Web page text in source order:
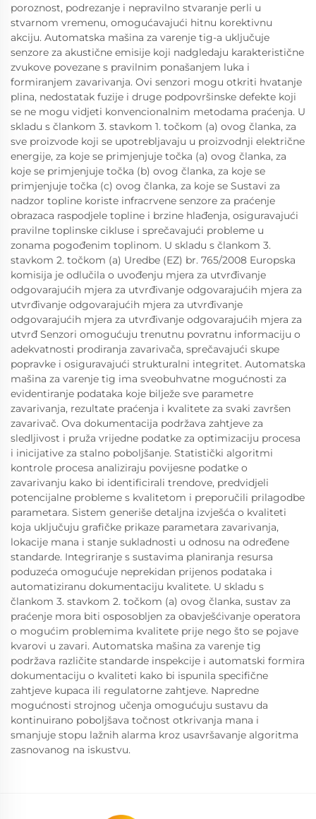
poroznost, podrezanje i nepravilno stvaranje perli u
stvarnom vremenu, omogućavajući hitnu korektivnu
akciju. Automatska mašina za varenje tig-a uključuje
senzore za akustične emisije koji nadgledaju karakteristične
zvukove povezane s pravilnim ponašanjem luka i
formiranjem zavarivanja. Ovi senzori mogu otkriti hvatanje
plina, nedostatak fuzije i druge podpovršinske defekte koji
se ne mogu vidjeti konvencionalnim metodama praćenja. U
skladu s člankom 3. stavkom 1. točkom (a) ovog članka, za
sve proizvode koji se upotrebljavaju u proizvodnji električne
energije, za koje se primjenjuje točka (a) ovog članka, za
koje se primjenjuje točka (b) ovog članka, za koje se
primjenjuje točka (c) ovog članka, za koje se Sustavi za
nadzor topline koriste infracrvene senzore za praćenje
obrazaca raspodjele topline i brzine hlađenja, osiguravajući
pravilne toplinske cikluse i sprečavajući probleme u
zonama pogođenim toplinom. U skladu s člankom 3.
stavkom 2. točkom (a) Uredbe (EZ) br. 765/2008 Europska
komisija je odlučila o uvođenju mjera za utvrđivanje
odgovarajućih mjera za utvrđivanje odgovarajućih mjera za
utvrđivanje odgovarajućih mjera za utvrđivanje
odgovarajućih mjera za utvrđivanje odgovarajućih mjera za
utvrđ Senzori omogućuju trenutnu povratnu informaciju o
adekvatnosti prodiranja zavarivača, sprečavajući skupe
popravke i osiguravajući strukturalni integritet. Automatska
mašina za varenje tig ima sveobuhvatne mogućnosti za
evidentiranje podataka koje bilježe sve parametre
zavarivanja, rezultate praćenja i kvalitete za svaki završen
zavarivač. Ova dokumentacija podržava zahtjeve za
sledljivost i pruža vrijedne podatke za optimizaciju procesa
i inicijative za stalno poboljšanje. Statistički algoritmi
kontrole procesa analiziraju povijesne podatke o
zavarivanju kako bi identificirali trendove, predvidjeli
potencijalne probleme s kvalitetom i preporučili prilagodbe
parametara. Sistem generiše detaljna izvješća o kvaliteti
koja uključuju grafičke prikaze parametara zavarivanja,
lokacije mana i stanje sukladnosti u odnosu na određene
standarde. Integriranje s sustavima planiranja resursa
poduzeća omogućuje neprekidan prijenos podataka i
automatiziranu dokumentaciju kvalitete. U skladu s
člankom 3. stavkom 2. točkom (a) ovog članka, sustav za
praćenje mora biti osposobljen za obavješćivanje operatora
o mogućim problemima kvalitete prije nego što se pojave
kvarovi u zavari. Automatska mašina za varenje tig
podržava različite standarde inspekcije i automatski formira
dokumentaciju o kvaliteti kako bi ispunila specifične
zahtjeve kupaca ili regulatorne zahtjeve. Napredne
mogućnosti strojnog učenja omogućuju sustavu da
kontinuirano poboljšava točnost otkrivanja mana i
smanjuje stopu lažnih alarma kroz usavršavanje algoritma
zasnovanog na iskustvu.